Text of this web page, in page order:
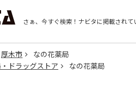
さぁ、今すぐ検索！ ナビタに掲載されて
厚木市
なの花薬局
ドラッグストア なの花薬局